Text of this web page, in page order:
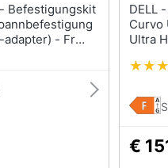
adapter) - Fr
P2719,
U2518
DELL - Monitor 40" LCD LED
Curvo
Ultra
€